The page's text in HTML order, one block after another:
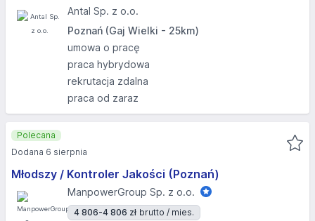
Antal Sp. z o.o.
Poznań (Gaj Wielki - 25km)
umowa o pracę
praca hybrydowa
rekrutacja zdalna
praca od zaraz
Młodszy / Kontroler Jakości (Poznań)
ManpowerGroup Sp. z o.o.
4 806-4 806 zł brutto / mies.
Polecana
Dodana 6 sierpnia